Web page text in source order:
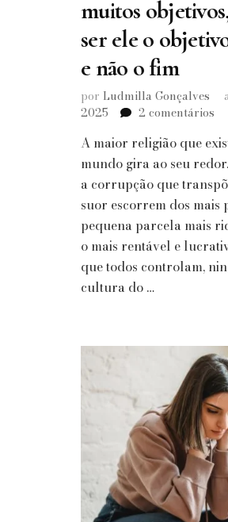
muitos
ser ele o
e não o fim
por Ludmilla Gonçalves
2025
2 comentários
é
o
o
é
o
e
o
A maior religião que
mundo gira ao seu
a corrupção que
suor escorrem dos mais
pequena parcela mais
o mais rentável e
que todos controlam,
cultura do …